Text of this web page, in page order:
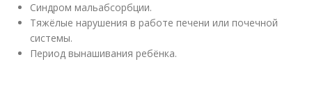
Синдром мальабсорбции.
Тяжёлые нарушения в работе печени или почечной
системы.
Период вынашивания ребёнка.